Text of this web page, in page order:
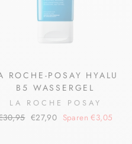
ROCHE-POSAY HYALU
B5 WASSERGEL
LA ROCHE POSAY
Sonderpreis
€27,90 Sparen €3,05